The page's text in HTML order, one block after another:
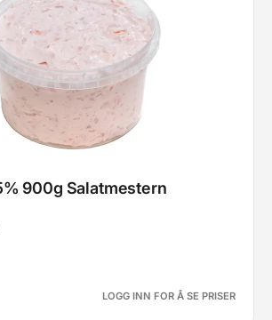
900g Salatmestern
LOGG INN FOR Å SE PRISER